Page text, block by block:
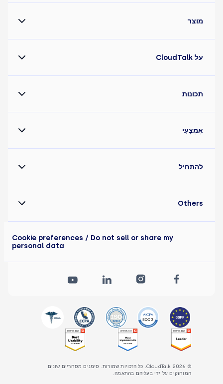
מוצר
על CloudTalk
תכונות
אֶמְצָעִי
להתחיל
© 2026 CloudTalk. כל הזכויות שמורות. סימנים מסחריים שונים
המוחזקים על ידי בעליהם בהתאמה.
Others
Cookie preferences / Do not sell or share my
personal data